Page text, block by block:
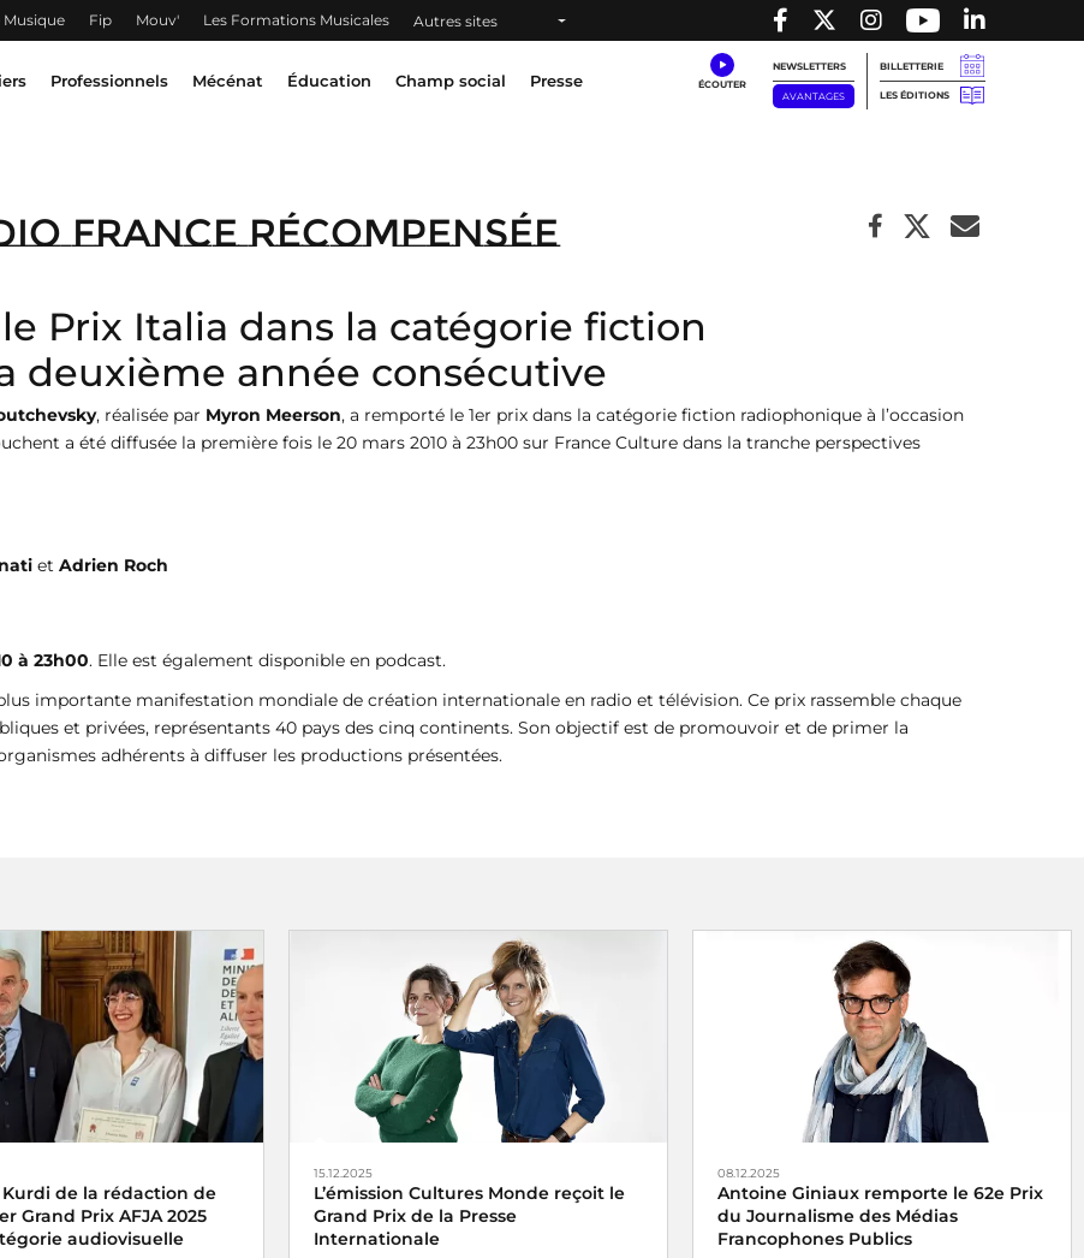
Musique Fip Mouv' Les Formations Musicales Autres sites
Professionnels Mécénat Éducation Champ social Presse
NEWSLETTERS
AVANTAGES
BILLETTERIE
LES ÉDITIONS
France récompensée
Prix Italia dans la catégorie fiction
deuxième année consécutive
, réalisée par Myron Meerson, a remporté le 1er prix dans la catégorie fiction radiophonique à l’occasion
a été diffusée la première fois le 20 mars 2010 à 23h00 sur France Culture dans la tranche perspectives
et Adrien Roch
à 23h00. Elle est également disponible en podcast.
importante manifestation mondiale de création internationale en radio et télévision. Ce prix rassemble chaque
et privées, représentants 40 pays des cinq continents. Son objectif est de promouvoir et de primer la
adhérents à diffuser les productions présentées.
Kurdi de la rédaction de
Grand Prix AFJA 2025
audiovisuelle
15.12.2025
L’émission Cultures Monde reçoit le
Grand Prix de la Presse
Internationale
08.12.2025
Antoine Giniaux remporte le 62e Prix
du Journalisme des Médias
Francophones Publics